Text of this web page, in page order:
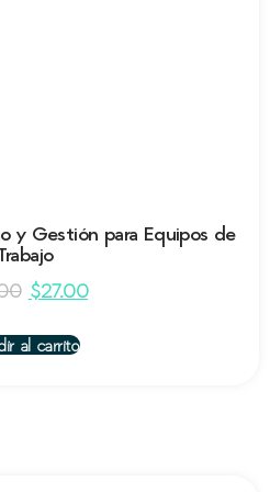
y Gestión para Equipos de
$27.00
al carrito